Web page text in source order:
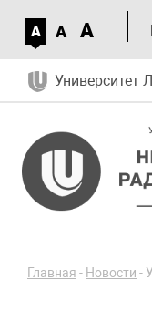
A A A
Университет
Главная - Новости -